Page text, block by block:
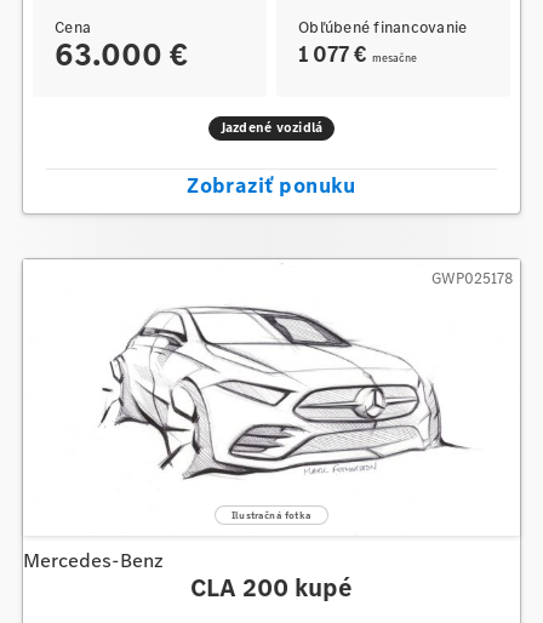
Cena
63.000 €
Obľúbené financovanie
1 077 € mesačne
Jazdené vozidlá
Zobraziť ponuku
Mercedes-Benz
CLA 200 kupé
GWP025178